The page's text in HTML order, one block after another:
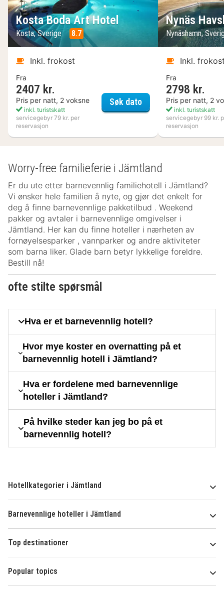
Kosta Boda Art Hotel
Kosta, Sverige 8.7
Inkl. frokost
Fra
2407 kr.
Pris per natt, 2 voksne
inkl. turistskatt
servicegebyr 79 kr. per
reservasjon
Søk datoKosta Boda Art Hotel
Nynäs
Nynäshamn,
Inkl.
Fra
2798 kr.
Pris per natt, 2
inkl. turistskatt
servicegebyr 99 kr.
reservasjon
Worry-free familieferie i Jämtland
Er du ute etter barnevennlig familiehotell i Jämtland?
Vi ønsker hele familien å nyte, og gjør det enkelt for
deg å finne barnevennlige pakketilbud . Weekend
pakker og avtaler i barnevennlige omgivelser i
Jämtland. Her kan du finne hoteller i nærheten av
fornøyelsesparker , vannparker og andre aktiviteter
som barna liker. Glade barn betyr lykkelige foreldre.
Bestill nå!
ofte stilte spørsmål
Hva er et barnevennlig hotell?
Hvor mye koster en overnatting på et
barnevennlig hotell i Jämtland?
Hva er fordelene med barnevennlige
hoteller i Jämtland?
På hvilke steder kan jeg bo på et
barnevennlig hotell?
Hotellkategorier i Jämtland
Barnevennlige hoteller i Jämtland
Top destinationer
Popular topics